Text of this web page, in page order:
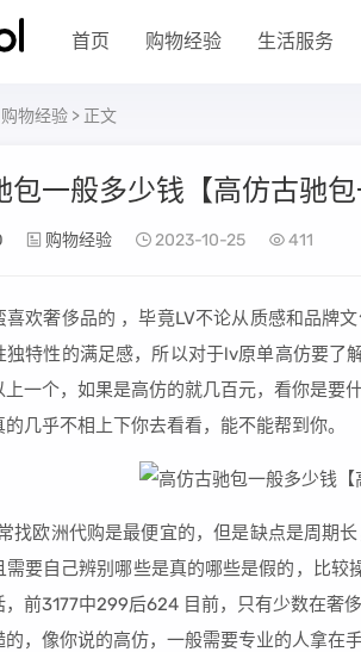
首页 购物经验 生活服务
购物经验 > 正文
包一般多少钱【高仿古驰包
购物经验 2023-10-25 411
喜欢奢侈品的 ，毕竟LV不论从质感和品牌
独特性的满足感，所以对于lv原单高仿要
上一个，如果是高仿的就几百元，看你是要
几乎不相上下你去看看，能不能帮到你。
找欧洲代购是最便宜的，但是缺点是周期
需要自己辨别哪些是真的哪些是假的，比
，前3177中299后624 目前，只有少数在奢
，像你说的高仿，一般需要专业的人拿在